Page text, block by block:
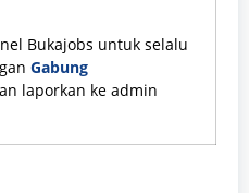
Bukajobs untuk selalu
Gabung
laporkan ke admin